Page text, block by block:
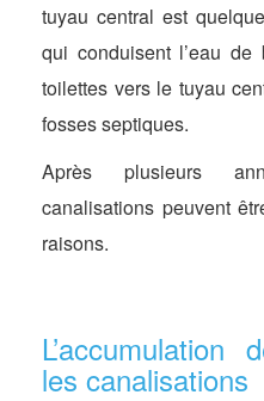
tuyau central est
qui conduisent l’eau
toilettes vers le tuyau
fosses septiques.
Après plusieurs
canalisations peuvent
raisons.
les canalisations